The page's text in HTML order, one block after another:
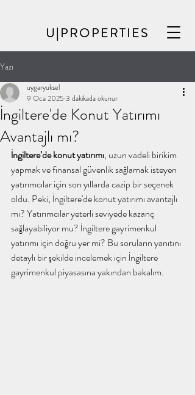
U|PROPERTIES
Yazı
İngiltere'de Konut Yatırımı
Avantajlı mı?
uygaryuksel
9 Oca 2025 3 dakikada okunur
İngiltere’de konut yatırımı, uzun vadeli birikim
yapmak ve finansal güvenlik sağlamak isteyen
yatırımcılar için son yıllarda cazip bir seçenek
oldu. Peki, İngiltere'de konut yatırımı avantajlı
mı? Yatırımcılar yeterli seviyede kazanç
sağlayabiliyor mu? İngiltere gayrimenkul
yatırımı için doğru yer mi? Bu soruların yanıtını
detaylı bir şekilde incelemek için İngiltere
gayrimenkul piyasasına yakından bakalım.